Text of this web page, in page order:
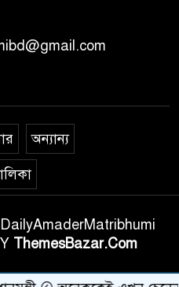
অন্যান্য
ThemesBazar.Com